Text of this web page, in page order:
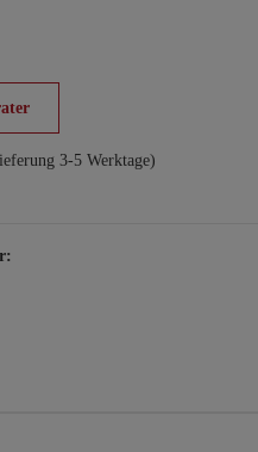
3-5 Werktage)